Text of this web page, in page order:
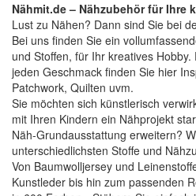
Nähmit.de – Nähzubehör für Ihre
Lust zu Nähen? Dann sind Sie bei
Bei uns finden Sie ein
und Stoffen, für Ihr kreatives
jeden Geschmack finden Sie hier
Patchwork, Quilten uvm.
Sie möchten sich künstlerisch
mit Ihren Kindern ein Nähprojekt
Näh-Grundausstattung erweitern?
unterschiedlichsten Stoffe und
Von Baumwolljersey und
Kunstleder bis hin zum passenden